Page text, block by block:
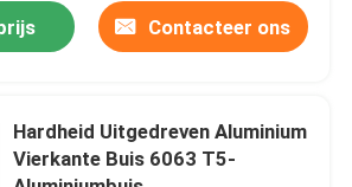
roestvrij staalplaat
Contacteer ons
Hardheid Uitgedreven Aluminium
Vierkante Buis 6063 T5-